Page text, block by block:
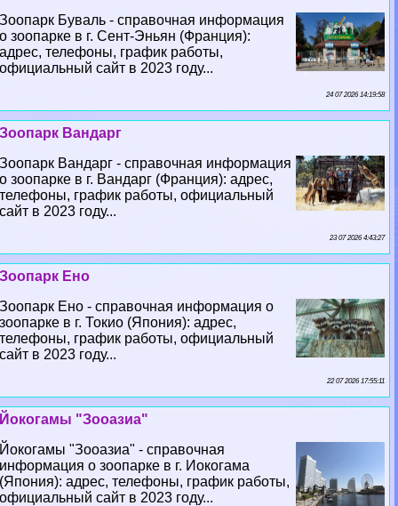
Зоопарк Буваль - справочная информация
о зоопарке в г. Сент-Эньян (Франция):
адрес, телефоны, график работы,
официальный сайт в 2023 году...
24 07 2026 14:19:58
Зоопарк Вандарг
Зоопарк Вандарг - справочная информация
о зоопарке в г. Вандарг (Франция): адрес,
телефоны, график работы, официальный
сайт в 2023 году...
23 07 2026 4:43:27
Зоопарк Ено
Зоопарк Ено - справочная информация о
зоопарке в г. Токио (Япония): адрес,
телефоны, график работы, официальный
сайт в 2023 году...
22 07 2026 17:55:11
Йокогамы "Зооазиа"
Йокогамы "Зооазиа" - справочная
информация о зоопарке в г. Иокогама
(Япония): адрес, телефоны, график работы,
официальный сайт в 2023 году...